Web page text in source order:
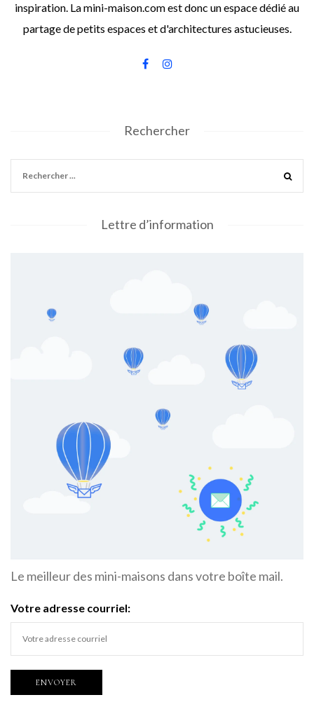
inspiration. La mini-maison.com est donc un espace dédié au
partage de petits espaces et d'architectures astucieuses.
Rechercher
Lettre d’information
Le meilleur des mini-maisons dans votre boîte mail.
Votre adresse courriel: